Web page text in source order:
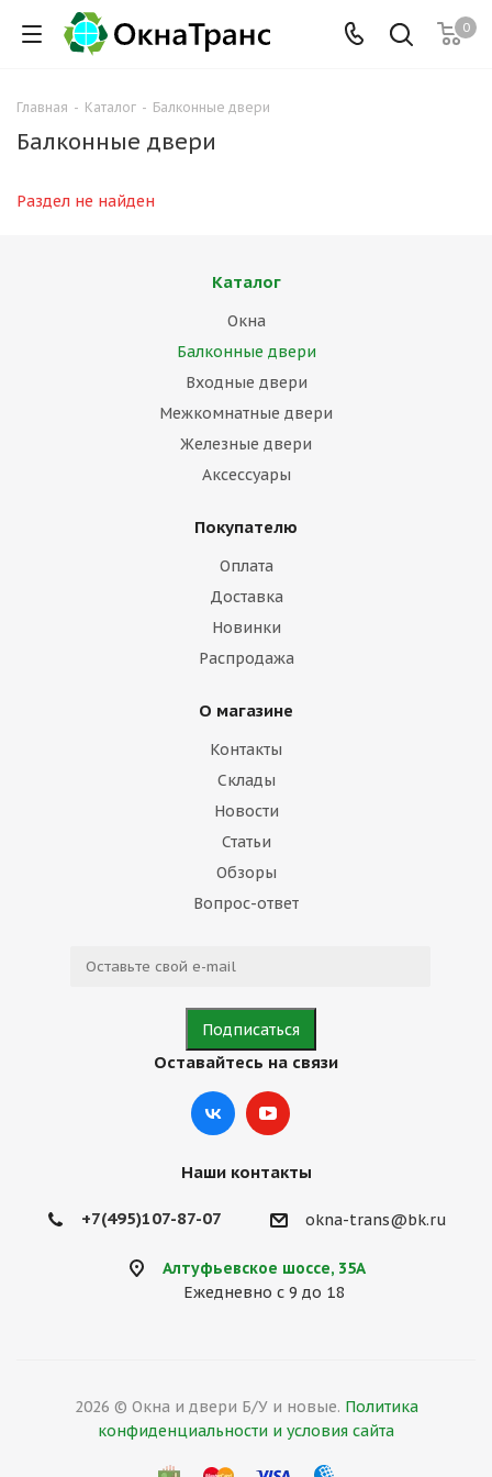
0
Главная - Каталог - Балконные двери
Балконные двери
Раздел не найден
Каталог
Окна
Балконные двери
Входные двери
Межкомнатные двери
Железные двери
Аксессуары
Покупателю
Оплата
Доставка
Новинки
Распродажа
О магазине
Контакты
Склады
Новости
Статьи
Обзоры
Вопрос-ответ
Оставайтесь на связи
Наши контакты
+7(495)107-87-07 okna-trans@bk.ru
Алтуфьевское шоссе, 35А
Ежедневно с 9 до 18
2026 © Окна и двери Б/У и новые. Политика
конфиденциальности и условия сайта